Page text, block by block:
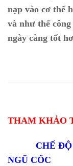
nạp vào cơ thể
và như thế
ngày càng tốt
THAM KHẢO
CHẾ
NGŨ CỐC